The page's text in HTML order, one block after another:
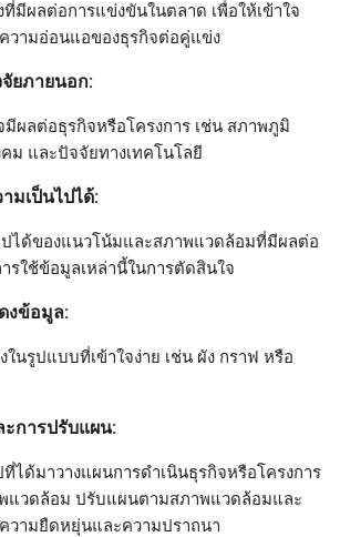
มีผลต่อการแข่งขันในตลาด เพื่อให้เข้าใจ
วามอ่อนแอของธุรกิจต่อคู่แข่ง
จัยภายนอก:
มีผลต่อธุรกิจหรือโครงการ เช่น สภาพภูมิ
ม และปัจจัยทางเทคโนโลยี
มเป็นไปได้:
ปได้ของแนวโน้มและสภาพแวดล้อมที่มีผลต่อ
รใช้ข้อมูลเหล่านี้ในการตัดสินใจ
งข้อมูล:
นรูปแบบที่เข้าใจง่าย เช่น ผัง กราฟ หรือ
ะการปรับแผน:
ได้มาวางแผนการดำเนินธุรกิจหรือโครงการ
แวดล้อม ปรับแผนตามสภาพแวดล้อมและ
วามยืดหยุ่นและความปราถนา